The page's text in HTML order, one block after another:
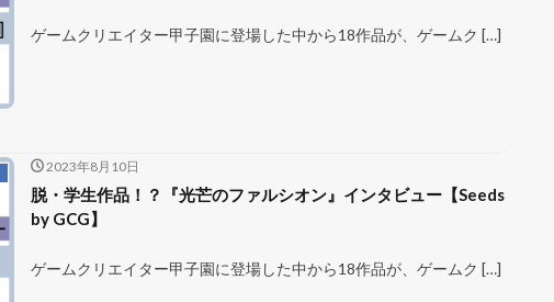
ゲームクリエイター甲子園に登場した中から18作品が、ゲームク […]
2023年8月10日
脱・学生作品！？『光芒のファルシオン』インタビュー【Seeds
by GCG】
ゲームクリエイター甲子園に登場した中から18作品が、ゲームク […]